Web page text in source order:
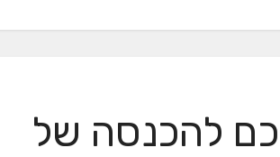
להכנסה של